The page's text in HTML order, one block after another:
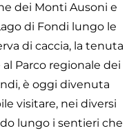
dei Monti Ausoni e
di Fondi lungo le
di caccia, la tenuta
Parco regionale dei
è oggi divenuta
visitare, nei diversi
lungo i sentieri che